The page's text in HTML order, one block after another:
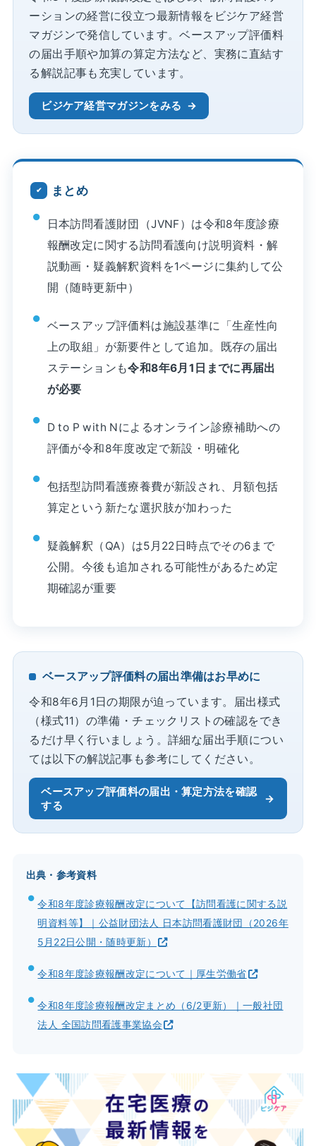
ーションの経営に役立つ最新情報をビジケア経営
マガジンで発信しています。ベースアップ評価料
の届出手順や加算の算定方法など、実務に直結す
る解説記事も充実しています。
ビジケア経営マガジンをみる
まとめ
日本訪問看護財団（JVNF）は令和8年度診療
報酬改定に関する訪問看護向け説明資料・解
説動画・疑義解釈資料を1ページに集約して公
開（随時更新中）
ベースアップ評価料は施設基準に「生産性向
上の取組」が新要件として追加。既存の届出
ステーションも令和8年6月1日までに再届出
が必要
D to P with Nによるオンライン診療補助への
評価が令和8年度改定で新設・明確化
包括型訪問看護療養費が新設され、月額包括
算定という新たな選択肢が加わった
疑義解釈（QA）は5月22日時点でその6まで
公開。今後も追加される可能性があるため定
期確認が重要
ベースアップ評価料の届出準備はお早めに
令和8年6月1日の期限が迫っています。届出様式
（様式11）の準備・チェックリストの確認をでき
るだけ早く行いましょう。詳細な届出手順につい
ては以下の解説記事も参考にしてください。
ベースアップ評価料の届出・算定方法を確認
する
出典・参考資料
令和8年度診療報酬改定について【訪問看護に関する説
明資料等】｜公益財団法人 日本訪問看護財団（2026年
5月22日公開・随時更新）
令和8年度診療報酬改定について｜厚生労働省
令和8年度診療報酬改定まとめ（6/2更新）｜一般社団
法人 全国訪問看護事業協会